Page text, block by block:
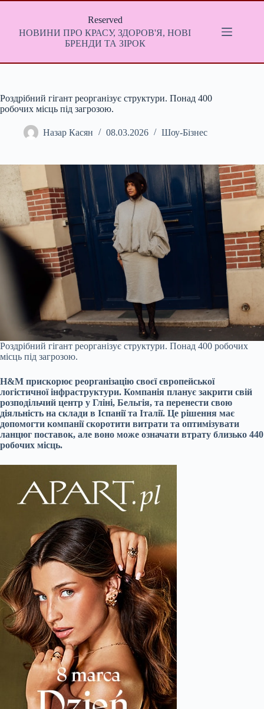
Перейти
Reserved
НОВИНИ ПРО КРАСУ, ЗДОРОВ'Я, НОВІ
БРЕНДИ ТА ЗІРОК
Роздрібний гігант реорганізує структури. Понад 400
робочих місць під загрозою.
Назар Касян 08.03.2026 Шоу-Бізнес
Роздрібний гігант реорганізує структури. Понад 400 робочих
місць під загрозою.
H&M прискорює реорганізацію своєї європейської
логістичної інфраструктури. Компанія планує закрити свій
розподільчий центр у Гліні, Бельгія, та перенести свою
діяльність на склади в Іспанії та Італії. Це рішення має
допомогти компанії скоротити витрати та оптимізувати
ланцюг поставок, але воно може означати втрату близько 440
робочих місць.